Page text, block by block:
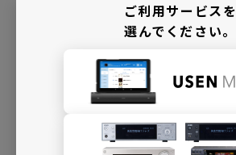
ご利用サービスを
選んでください。